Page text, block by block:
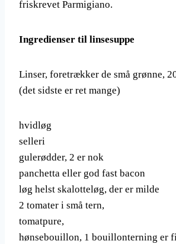
friskrevet Parmigiano.
Ingredienser til linsesuppe
Linser, foretrækker de små grønne,
(det sidste er ret mange)
hvidløg
selleri
gulerødder, 2 er nok
panchetta eller god fast bacon
løg helst skalotteløg, der er milde
2 tomater i små tern,
tomatpure,
hønsebouillon, 1 bouillonterning er